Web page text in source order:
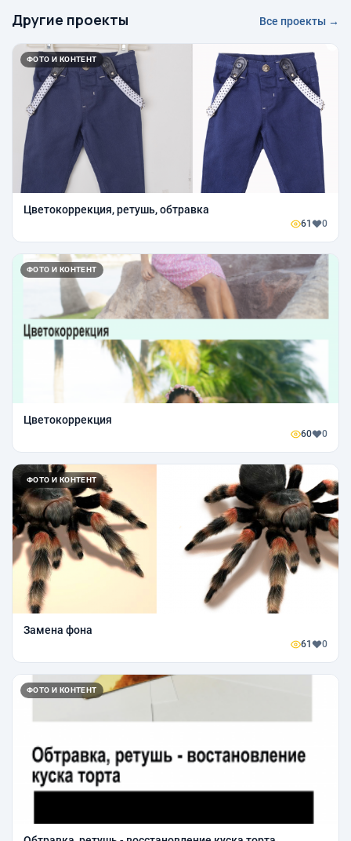
Другие проекты Все проекты →
ФОТО И КОНТЕНТ
Цветокоррекция, ретушь, обтравка
61 0
ФОТО И КОНТЕНТ
Цветокоррекция
60 0
ФОТО И КОНТЕНТ
Замена фона
61 0
ФОТО И КОНТЕНТ